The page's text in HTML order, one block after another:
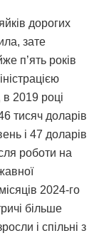
дорогих
зате
п’ять років
2019 році
тисяч доларів
і 47 доларів
роботи на
2024-го
більше
і спільні з